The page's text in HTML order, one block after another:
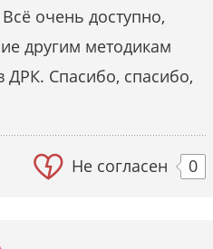
очень доступно,
другим методикам
ДРК. Спасибо, спасибо,
Не согласен 0